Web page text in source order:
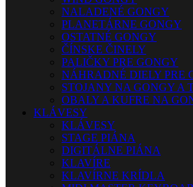
NALADENÉ GONGY
PLANETÁRNE GONGY
OSTATNÉ GONGY
ČÍNSKE ČINELY
PALIČKY PRE GONGY
NÁHRADNÉ DIELY PRE
STOJANY NA GONGY A
OBALY A KUFRE NA
KLÁVESY
KLÁVESY
STAGE PIÁNA
DIGITÁLNE PIÁNA
KLAVÍRE
KLAVÍRNE KRÍDLA